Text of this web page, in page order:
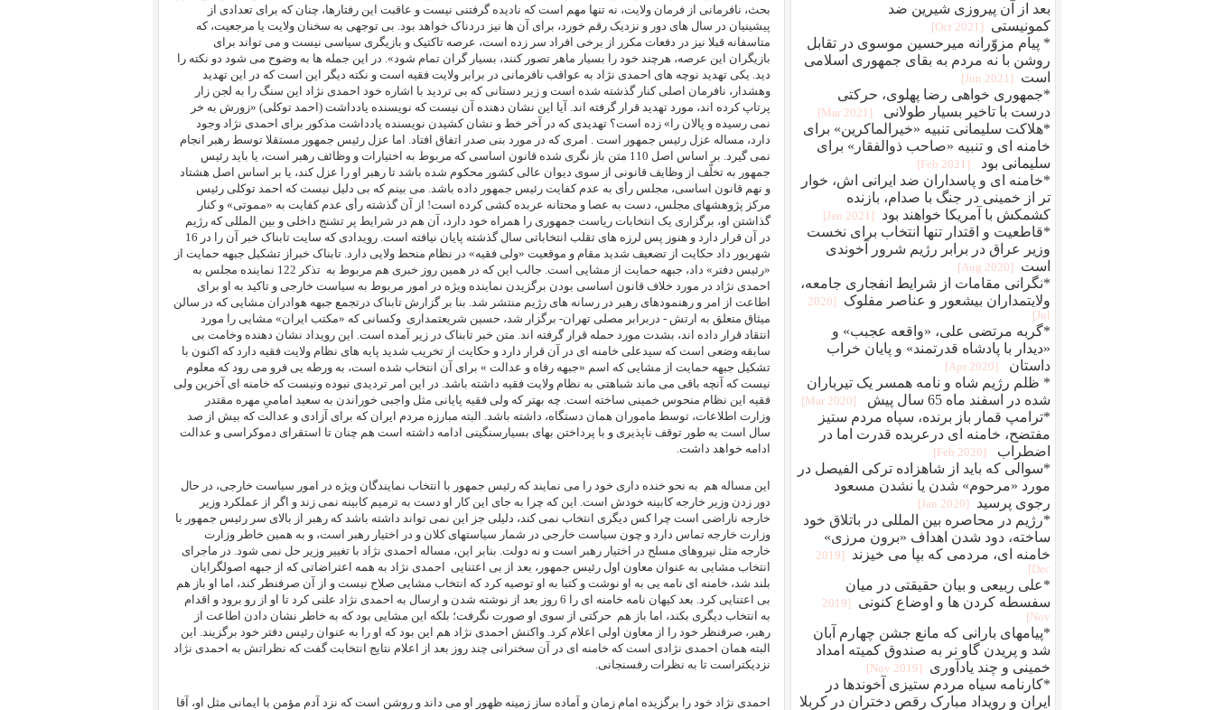
بحث، نافرمانی از فرمان ولایت، نه تنها مهم است که نادیده گرفتنی نيست و عاقبت این رفتارها، چنان که برای تعدادی از
پیشینیان در سال های دور و نزدیک رقم خورد، برای آن ها نیز دردناک خواهد بود. بی توجهی به سخنان ولایت یا مرجعیت، که
متاسفانه قبلا نیز در دفعات مکرر از برخی افراد سر زده است، عرصه تاکتیک و بازیگری سیاسی نیست و می تواند برای
بازیگران این عرصه، هرچند خود را بسیار ماهر تصور کنند، بسیار گران تمام شود». در این جمله ها به وضوح می شود دو نکته را
دید. یکی تهدید نوچه های احمدی نژاد به عواقب نافرمانی در برابر ولایت فقیه است و نکته دیگر این است که در این تهدید
وهشدار، نافرمان اصلی کنار گذشته شده است و زیر دستانی که بی تردید با اشاره خود احمدی نژاد این سنگ را به لجن زار
پرتاپ کرده اند، مورد تهدید قرار گرفته اند. آیا این نشان دهنده آن نیست که نویسنده یادداشت (احمد توکلی) «زورش به خر
نمی رسیده و پالان را» زده است؟ تهدیدی که در آخر خط و نشان کشیدن نویسنده یادداشت مذکور برای احمدی نژاد وجود
دارد، مساله عزل رئیس جمهور است . امری که در مورد بنی صدر اتفاق افتاد. اما عزل رئیس جمهور مستقلا توسط رهبر انجام
نمی گیرد. بر اساس اصل 110 متن باز نگری شده قانون اساسی که مربوط به اختیارات و وظائف رهبر است، یا باید رئیس
جمهور به تخلّف از وظایف قانونی از سوی دیوان عالی کشور محکوم شده باشد تا رهبر او را عزل کند، یا بر اساس اصل هشتاد
و نهم قانون اساسی، مجلس رأی به عدم کفایت رئیس جمهور داده باشد. می بینم که بی دلیل نیست که احمد توکلی رئیس
مرکز پژوهشهای مجلس، دست به عصا و محتانه عربده کشی کرده است! از آن گذشته رأی عدم کفایت به «مموتی» و کنار
گذاشتن او، برگزاری یک انتخابات ریاست جمهوری را همراه خود دارد، آن هم در شرایط پر تشنج داخلی و بین المللی که رژیم
در آن قرار دارد و هنوز پس لرزه های تقلب انتخاباتی سال گذشته پایان نیافته است. رویدادی که سایت تابناک خبر آن را در 16
شهریور داد حکایت از تضعیف شدید مقام و موقعیت «ولی فقیه» در نظام منحط ولایی دارد. تابناک خبراز تشکیل جبهه حمایت از
«رئیس دفتر» داد، جبهه حمایت از مشایی است. جالب این که در همین روز خبری هم مربوط به
تذکر 122 نماینده مجلس به
احمدی نژاد در مورد خلاف قانون اساسی بودن برگزیدن نماینده ویژه در امور مربوط به سیاست خارجی و تاکید به او برای
اطاعت از امر و رهنمودهای رهبر در رسانه های رژیم منتشر شد. بنا بر گزارش تابناک درتجمع جبهه هوادران مشایی که در سالن
میثاق متعلق به ارتش - دربرابر مصلی تهران- برگزار شد، حسین شریعتمداری وکسانی که «مکتب ایران» مشایی را مورد
انتقاد قرار داده اند، بشدت مورد حمله قرار گرفته اند. متن خبر تابناک در زیر آمده است. این رویداد نشان دهنده وخامت بی
سابقه وضعی است که سیدعلی خامنه ای در آن قرار دارد و حکایت از تخریب شدید پایه های نظام ولایت فقیه دارد که اکنون با
تشکیل جبهه حمایت از مشایی که اسم «جبهه رفاه و عدالت » برای آن انتخاب شده است، به ورطه یی فرو می رود که معلوم
نیست که آنچه باقی می ماند شباهتی به نظام ولایت فقیه داشته باشد. در این امر تردیدی نبوده ونیست که خامنه ای آخرین ولی
فقیه این نظام منحوس خمینی ساخته است. چه بهتر که ولی فقیه پایانی مثل واجبی خوراندن به سعید امامیِ مهره مقتدر
وزارت اطلاعات، توسط ماموران همان دستگاه، داشته باشد. البته مبارزه مردم ایران که برای آزادی و عدالت که بیش از صد
سال است به طور توقف ناپذیری و با پرداختن بهای بسیارسنگینی ادامه داشته است هم چنان تا استقرای دموکراسی و عدالت
ادامه خواهد داشت.
این مساله هم به نحو خنده داری خود را می نمایند که رئیس جمهور با انتخاب نمایندگان ویژه در امور سیاست خارجی، در حال
دور زدن وزیر خارجه کابینه خودش است. این که چرا به جای این کار او دست به ترمیم کابینه نمی زند و اگر از عملکرد وزیر
خارجه ناراضی است چرا کس دیگری انتخاب نمی کند، دلیلی جز این نمی تواند داشته باشد که رهبر از بالای سر رئیس جمهور با
وزارت خارجه تماس دارد و چون سیاست خارجی در شمار سیاستهای کلان و در اختیار رهبر است، و به همین خاطر وزارت
خارجه مثل نیروهای مسلح در اختیار رهبر است و نه دولت. بنابر این، مساله احمدی نژاد با تغییر وزیر حل نمی شود. در ماجرای
انتخاب مشایی به عنوان معاون اول رئیس جمهور، بعد از بی اعتنایی
احمدی نژاد به همه اعتراضاتی که از جبهه اصولگرایان
بلند شد، خامنه ای نامه یی به او نوشت و کتبا به او توصیه کرد که انتخاب مشایی صلاح نیست و از آن صرفنطر کند، اما او باز هم
بی اعتنایی کرد. بعد کیهان نامه خامنه ای را 6 روز بعد از نوشته شدن و ارسال به احمدی نژاد علنی کرد تا او از رو برود و اقدام
به انتخاب دیگری بکند، اما باز هم حرکتی از سوی او صورت نگرفت؛ بلکه این مشایی بود که به خاطر نشان دادن اطاعت از
رهبر، صرفنظر خود را از معاون اولی اعلام کرد. واکنش احمدی نژاد هم این بود که او را به عنوان رئیس دفتر خود برگزیند. این
البته همان احمدی نژادی است که خامنه ای در آن سخنرانی چند روز بعد از اعلام نتایج انتخابت گفت که نظراتش به احمدی نژاد
نزدیکتراست تا به نظرات رفسنجانی.
احمدی نژاد خود را برگزیده امام زمان و آماده ساز زمینه ظهور او می داند و روشن است که نزد آدم مؤمنِ با ایمانی مثل او، آقا
بعد از آن پیروزی شیرین ضد
کمونیستی
[2021 Oct]
* پیام مزوّرانه میرحسین موسوی در تقابل
روشن با نه مردم به بقای جمهوری اسلامی
است
[2021 Jun]
*جمهوری خواهی رضا پهلوی، حرکتی
درست با تاخیر بسیار طولانی
[2021 Mar]
*هلاکت سلیمانی تنبیه «خیرالماکرین» برای
خامنه ای و تنبیه «صاحب ذوالفقار» برای
سلیمانی بود
[2021 Feb]
*خامنه ای و پاسداران ضد ایرانی اش، خوار
تر از خمینی در جنگ با صدام، بازنده
کشمکش با آمریکا خواهند بود
[2021 Jan]
*قاطعیت و اقتدار تنها انتخاب برای نخست
وزیر عراق در برابر رژیم شرور آخوندی
است
[2020 Aug]
*نگرانی مقامات از شرایط انفجاری جامعه،
ولایتمداران بیشعور و عناصر مفلوک
[2020
Jul]
*گربه مرتضی علی، «واقعه عجبب» و
«دیدار با پادشاه قدرتمند» و پایان خراب
داستان
[2020 Apr]
* ظلم رژیم شاه و نامه همسر یک تیرباران
شده در اسفند ماه 65 سال پیش
[2020 Mar]
*ترامپ قمار باز برنده، سپاه مردم ستیز
مفتضح، خامنه ای درعربده قدرت اما در
اضطراب
[2020 Feb]
*سوالی که باید از شاهزاده ترکی الفیصل در
مورد «مرحوم» شدن یا نشدن مسعود
رجوی پرسید
[2020 Jan]
*رژیم در محاصره بین المللی در باتلاق خود
ساخته، دود شدن اهداف «برون مرزی»
خامنه ای، مردمی که بپا می خیزند
[2019
Dec]
*علی ربیعی و بیان حقیقتی در میان
سفسطه کردن ها و اوضاع کنونی
[2019
Nov]
*پیامهای بارانی که مانع جشن چهارم آبان
شد و پریدن گاو نر به صندوق کمیته امداد
خمینی و چند یادآوری
[2019 Nov]
*کارنامه سیاه مردم ستیزی آخوندها در
ایران و رویداد مبارک رقص دختران در کربلا